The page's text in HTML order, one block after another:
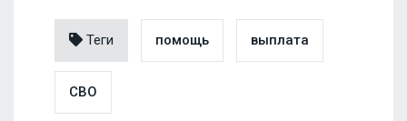
Теги помощь выплата
СВО